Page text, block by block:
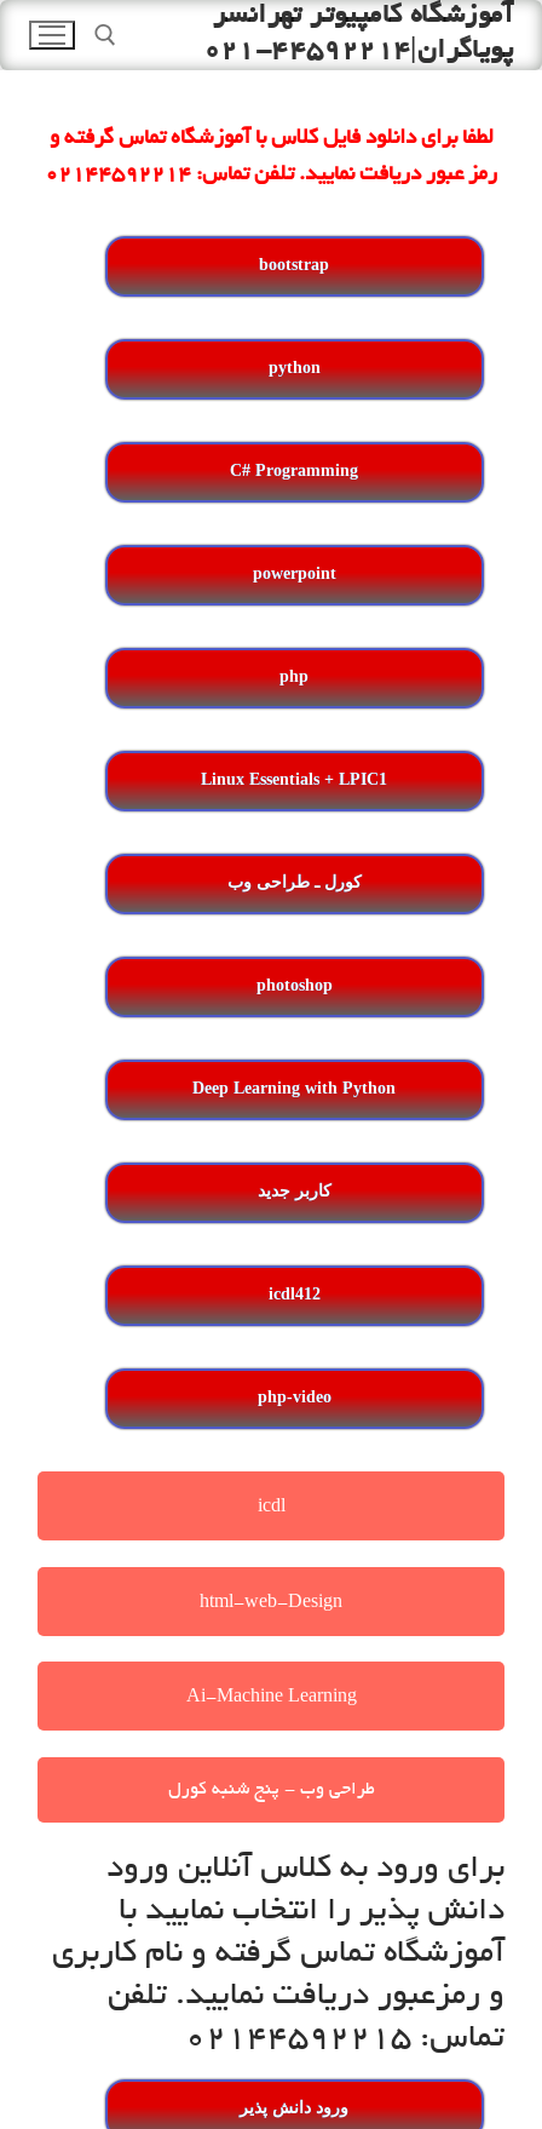
محتوا
آموزشگاه کامپیوتر تهرانسر
پویاگران|44592214-021
جستجو برای:
لطفا برای دانلود فایل کلاس با آموزشگاه تماس گرفته و
رمز عبور دریافت نمایید. تلفن تماس: 02144592214
bootstrap
python
C# Programming
powerpoint
php
Linux Essentials + LPIC1
کورل ـ طراحی وب
photoshop
Deep Learning with Python
کاربر جدید
icdl412
php-video
icdl
html-web-Design
Ai-Machine Learning
طراحی وب - پنج شنبه کورل
برای ورود به کلاس آنلاین ورود
دانش پذیر را انتخاب نمایید با
آموزشگاه تماس گرفته و نام کاربری
و رمزعبور دریافت نمایید. تلفن
تماس: 02144592215
ورود دانش پذیر